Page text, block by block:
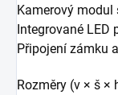
Kamerový modul
Integrované LED
Připojení zámku
Rozměry (v × š ×